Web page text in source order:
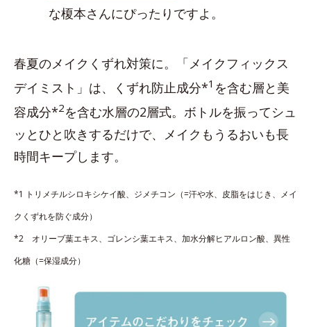
な榎本さんにぴったりですよ。
春夏のメイクくずれ対策に。「メイクフィックス
デイミスト」は、くずれ防止成分*1 を含む層と美
容成分*2を含む水層の2層式。ボトルを振ってシュ
ッとひと吹きするだけで、メイクもうるおいも長
時間キープします。
*1 トリメチルシロキシケイ酸、ジメチコン（=汗や水、皮脂をはじき、メイ
クくずれを防ぐ成分）
*2 オリーブ葉エキス、ゴレンシ葉エキス、加水分解ヒアルロン酸、異性
化糖（=保湿成分）